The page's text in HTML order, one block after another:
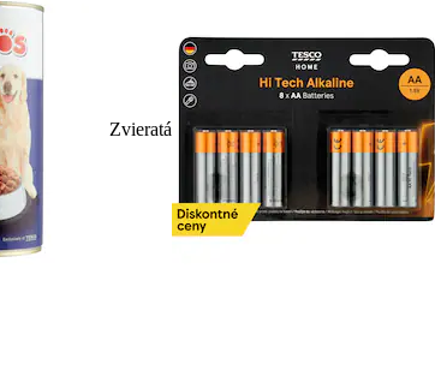
Zvieratá